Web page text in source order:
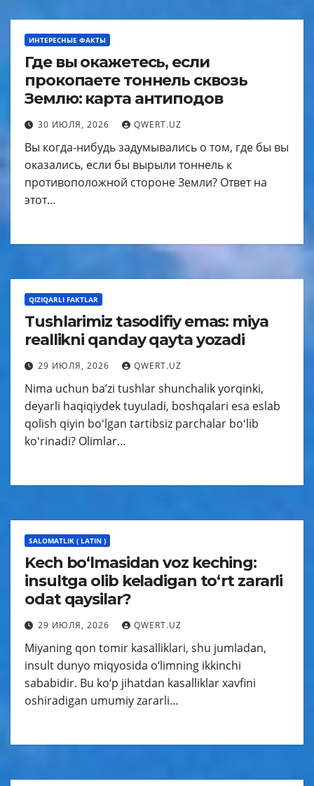
ИНТЕРЕСНЫЕ ФАКТЫ
Где вы окажетесь, если
прокопаете тоннель сквозь
Землю: карта антиподов
30 ИЮЛЯ, 2026 QWERT.UZ
Вы когда-нибудь задумывались о том, где бы вы
оказались, если бы вырыли тоннель к
противоположной стороне Земли? Ответ на
этот…
QIZIQARLI FAKTLAR
Tushlarimiz tasodifiy emas: miya
reallikni qanday qayta yozadi
29 ИЮЛЯ, 2026 QWERT.UZ
Nima uchun baʼzi tushlar shunchalik yorqinki,
deyarli haqiqiydek tuyuladi, boshqalari esa eslab
qolish qiyin boʻlgan tartibsiz parchalar boʻlib
koʻrinadi? Olimlar…
SALOMATLIK ( LATIN )
Kech bo‘lmasidan voz keching:
insultga olib keladigan to‘rt zararli
odat qaysilar?
29 ИЮЛЯ, 2026 QWERT.UZ
Miyaning qon tomir kasalliklari, shu jumladan,
insult dunyo miqyosida o‘limning ikkinchi
sababidir. Bu ko‘p jihatdan kasalliklar xavfini
oshiradigan umumiy zararli…